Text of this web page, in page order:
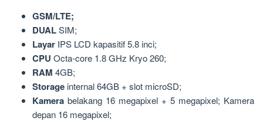
GSM/LTE;
DUALSIM;
Layar IPS LCD kapasitif 5.8 inci;
CPU Octa-core 1.8 GHz Kryo 260;
RAM 4GB;
Storage internal 64GB + slot microSD;
Kamera belakang 16 megapixel + 5 megapixel; Kamera
depan 16 megapixel;